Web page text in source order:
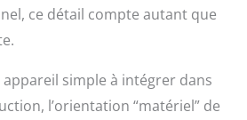
ce détail compte autant que
appareil simple à intégrer dans
l’orientation “matériel” de